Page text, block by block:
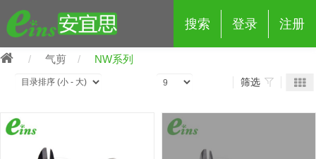
搜索 登录 注册
气剪 NW系列
筛选
eins夹具治具配件